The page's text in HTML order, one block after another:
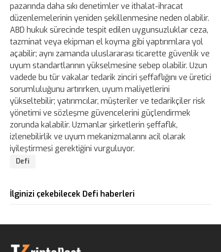
pazarında daha sıkı denetimler ve ithalat-ihracat
düzenlemelerinin yeniden şekillenmesine neden olabilir.
ABD hukuk sürecinde tespit edilen uygunsuzluklar ceza,
tazminat veya ekipman el koyma gibi yaptırımlara yol
açabilir; aynı zamanda uluslararası ticarette güvenlik ve
uyum standartlarının yükselmesine sebep olabilir. Uzun
vadede bu tür vakalar tedarik zinciri şeffaflığını ve üretici
sorumluluğunu artırırken, uyum maliyetlerini
yükseltebilir; yatırımcılar, müşteriler ve tedarikçiler risk
yönetimi ve sözleşme güvencelerini güçlendirmek
zorunda kalabilir. Uzmanlar şirketlerin şeffaflık,
izlenebilirlik ve uyum mekanizmalarını acil olarak
iyileştirmesi gerektiğini vurguluyor.
Defi
İlginizi çekebilecek Defi haberleri